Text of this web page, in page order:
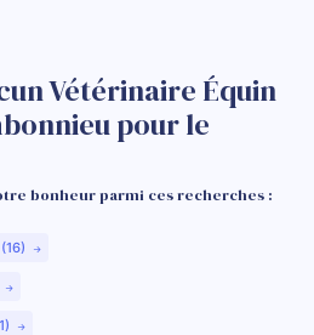
Vétérinaire Équin
pour le
bonheur parmi ces recherches :